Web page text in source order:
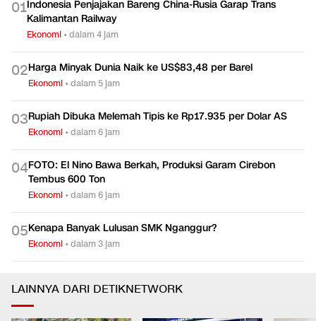
01Indonesia Penjajakan Bareng China-Rusia Garap Trans
Kalimantan Railway
Ekonomi •dalam 4 jam
02Harga Minyak Dunia Naik ke US$83,48 per Barel
Ekonomi •dalam 5 jam
03Rupiah Dibuka Melemah Tipis ke Rp17.935 per Dolar AS
Ekonomi •dalam 6 jam
04FOTO: El Nino Bawa Berkah, Produksi Garam Cirebon
Tembus 600 Ton
Ekonomi •dalam 6 jam
05Kenapa Banyak Lulusan SMK Nganggur?
Ekonomi •dalam 3 jam
LAINNYA DARI DETIKNETWORK